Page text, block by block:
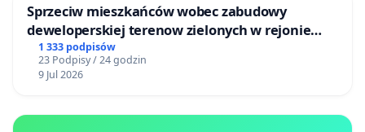
Sprzeciw mieszkańców wobec zabudowy
deweloperskiej terenow zielonych w rejonie
Bulwarów Straceńskich w Bielsku-Białej
1 333 podpisów
23 Podpisy / 24 godzin
9 Jul 2026